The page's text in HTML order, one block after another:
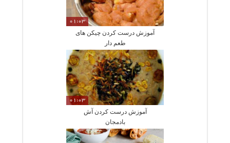
01:03
آموزش درست کردن چیکن های
طعم دار
01:03
آموزش درست کردن آش
بادمجان